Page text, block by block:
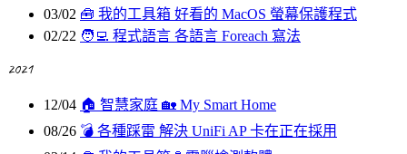
03/02 🧰️ 我的工具箱 好看的 MacOS 螢幕保護程式
02/22 🧑‍💻 程式語言 各語言 Foreach 寫法
2021
12/04 🏠 智慧家庭 🏡 My Smart Home
08/26 💣 各種踩雷 解決 UniFi AP 卡在正在採用